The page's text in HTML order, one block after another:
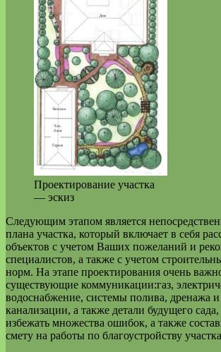
Проектирование участка
— эскиз
Следующим этапом является
плана участка, который включает в себя
объектов с учетом Ваших пожеланий и
специалистов, а также с учетом
норм. На этапе проектирования очень
существующие коммуникации:газ,
водоснабжение, системы полива, дренажа
канализации, а также детали будущего
избежать множества ошибок, а также
смету на работы по благоустройству